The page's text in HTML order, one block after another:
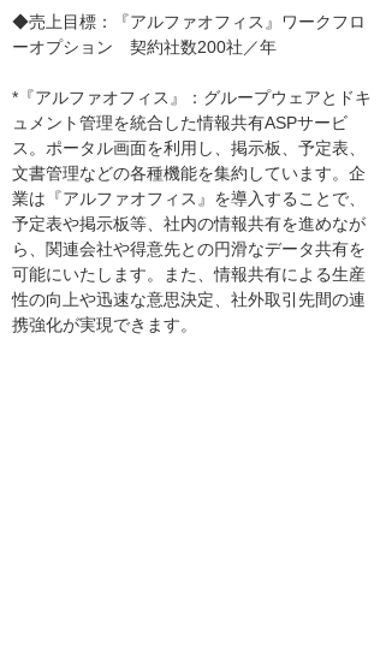
◆売上目標：『アルファオフィス』ワークフロ
ーオプション 契約社数200社／年
*『アルファオフィス』：グループウェアとドキ
ュメント管理を統合した情報共有ASPサービ
ス。ポータル画面を利用し、掲示板、予定表、
文書管理などの各種機能を集約しています。企
業は『アルファオフィス』を導入することで、
予定表や掲示板等、社内の情報共有を進めなが
ら、関連会社や得意先との円滑なデータ共有を
可能にいたします。また、情報共有による生産
性の向上や迅速な意思決定、社外取引先間の連
携強化が実現できます。